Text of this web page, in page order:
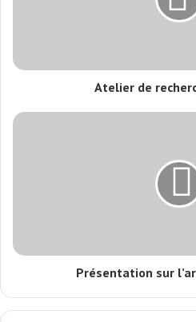
Atelier de
Présentation sur